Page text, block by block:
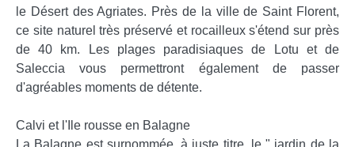
le Désert des Agriates. Près de la ville de Saint Florent,
ce site naturel très préservé et rocailleux s'étend sur près
de 40 km. Les plages paradisiaques de Lotu et de
Saleccia vous permettront également de passer
d'agréables moments de détente.
Calvi et l'Ile rousse en Balagne
La Balagne est surnommée, à juste titre, le " jardin de la